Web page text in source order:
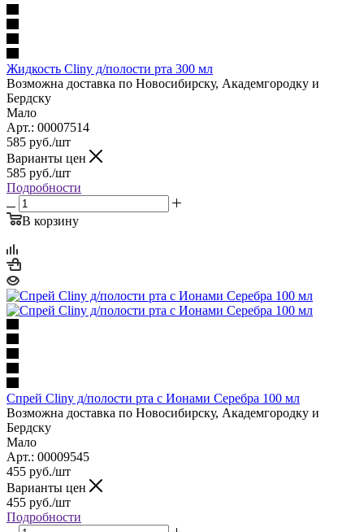
Жидкость Cliny д/полости рта 300 мл
Возможна доставка по Новосибирску, Академгородку и
Бердску
Мало
Арт.: 00007514
585 руб./шт
Варианты цен
585 руб./шт
Подробности
В корзину
Спрей Cliny д/полости рта с Ионами Серебра 100 мл
Возможна доставка по Новосибирску, Академгородку и
Бердску
Мало
Арт.: 00009545
455 руб./шт
Варианты цен
455 руб./шт
Подробности